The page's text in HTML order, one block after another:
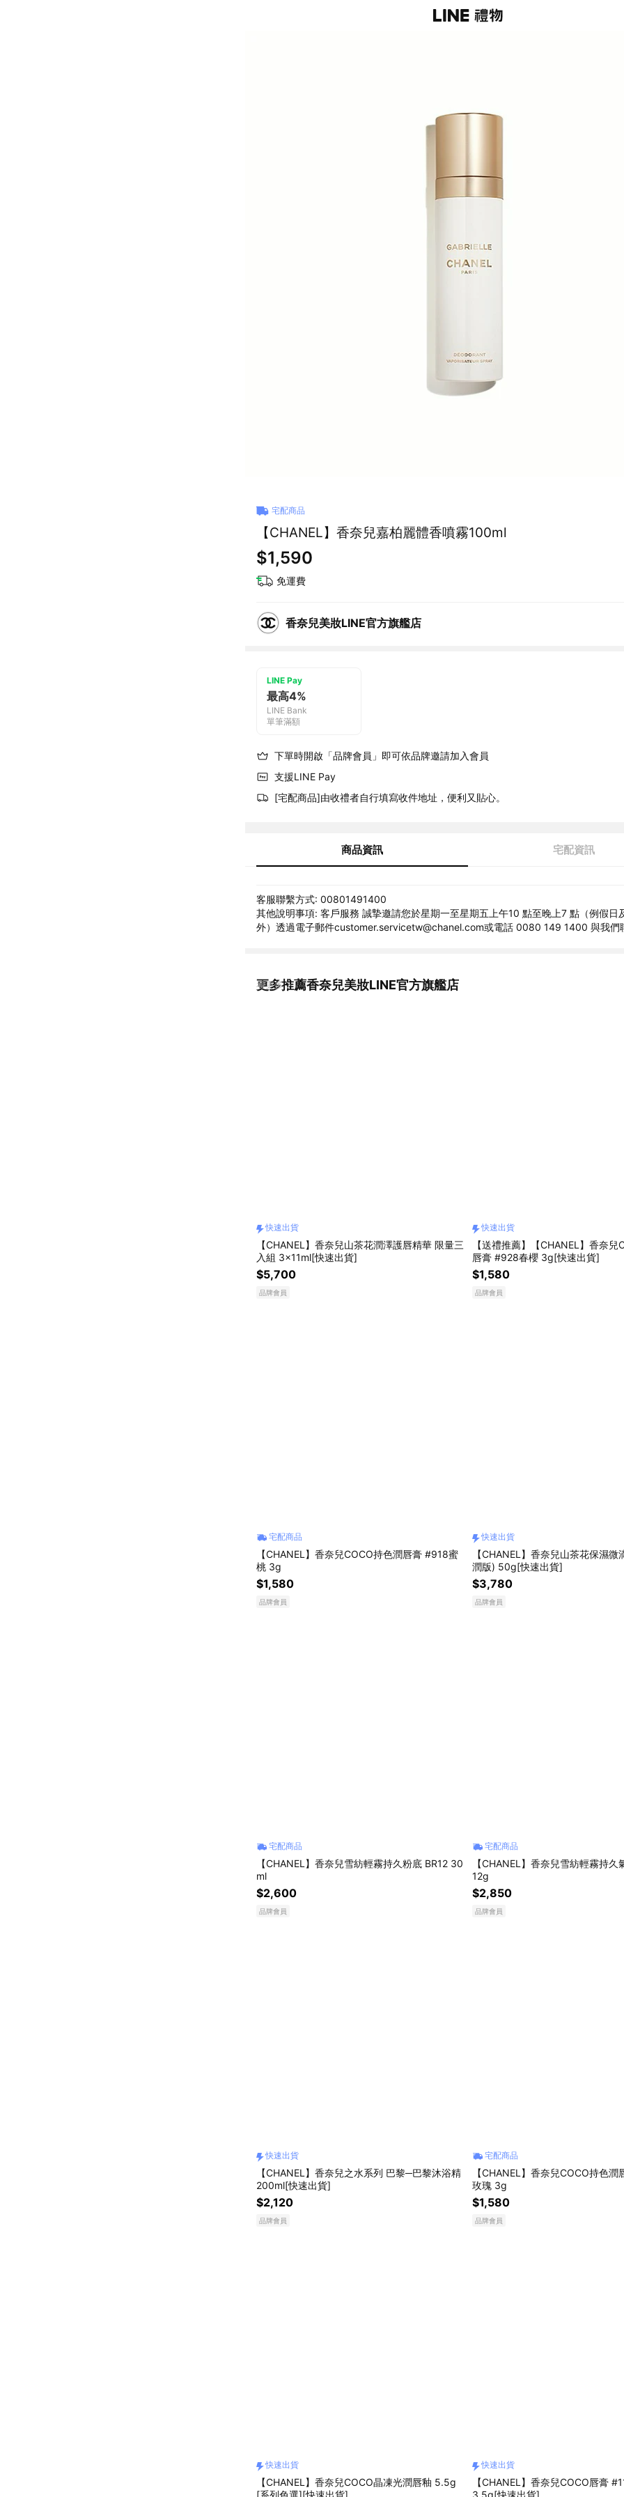
宅配商品
【CHANEL】香奈兒嘉柏麗體香噴霧100ml
$1,590
免運費
香奈兒美妝LINE官方旗艦店
LINE Pay
最高4%
LINE Bank
單筆滿額
下單時開啟「品牌會員」即可依品牌邀請加入會員
支援LINE Pay
[宅配商品]由收禮者自行填寫收件地址，便利又貼心。
商品資訊 宅配資訊
客服聯繫方式: 00801491400
其他說明事項: 客戶服務 誠摯邀請您於星期一至星期五上午10 點至晚上7 點（例假日
外）透過電子郵件customer.servicetw@chanel.com或電話 0080 149 1400 與我們
更多推薦香奈兒美妝LINE官方旗艦店
看更多
快速出貨
【CHANEL】香奈兒山茶花潤澤護唇精華 限量三
入組 3x11ml[快速出貨]
$5,700
品牌會員
快速出貨
【送禮推薦】【CHANEL】香奈兒
唇膏 #928春櫻 3g[快速出貨]
$1,580
品牌會員
宅配商品
【CHANEL】香奈兒COCO持色潤唇膏 #918蜜
桃 3g
$1,580
品牌會員
快速出貨
【CHANEL】香奈兒山茶花保濕微
潤版) 50g[快速出貨]
$3,780
品牌會員
宅配商品
【CHANEL】香奈兒雪紡輕霧持久粉底 BR12 30
ml
$2,600
品牌會員
宅配商品
【CHANEL】香奈兒雪紡輕霧持久
12g
$2,850
品牌會員
快速出貨
【CHANEL】香奈兒之水系列 巴黎─巴黎沐浴精
200ml[快速出貨]
$2,120
品牌會員
宅配商品
【CHANEL】香奈兒COCO持色
玫瑰 3g
$1,580
品牌會員
快速出貨
【CHANEL】香奈兒COCO晶凍光潤唇釉 5.5g
[系列色選][快速出貨]
快速出貨
【CHANEL】香奈兒COCO唇膏
3.5g[快速出貨]